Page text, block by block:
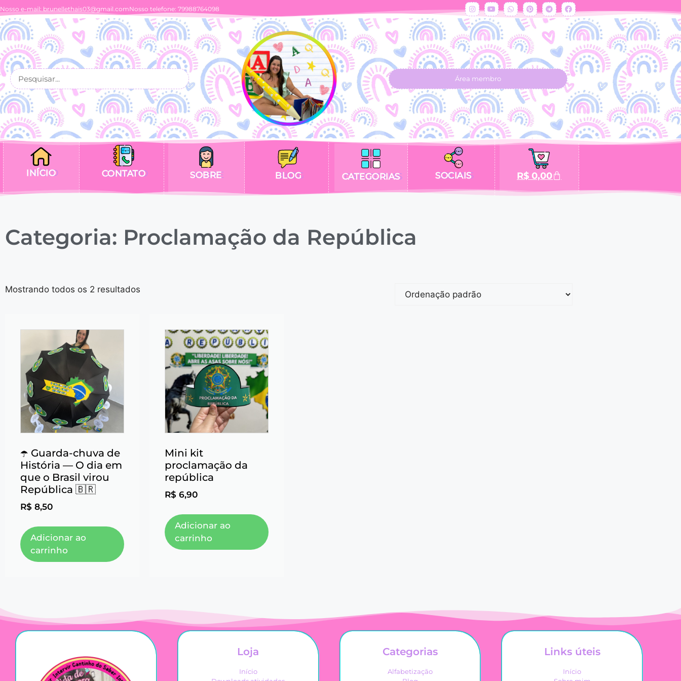
Nosso e-mail:brunellethais03@gmail.comNosso telefone: 79988764098
Área membro
INÍCIO CONTATO SOBRE BLOG CATEGORIAS SOCIAIS R$ 0,00
Categoria: Proclamação da República
Mostrando todos os 2 resultados
☂️ Guarda-chuva de
História — O dia em
que o Brasil virou
República 🇧🇷
R$ 8,50
Adicionar ao
carrinho
Mini kit
proclamação da
república
R$ 6,90
Adicionar ao
carrinho
Loja
Início
Categorias
Alfabetização
Links úteis
Início